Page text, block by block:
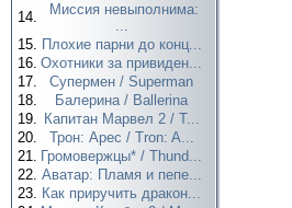
14.
Миссия невыполнима:
...
15. Плохие парни до конц...
16. Охотники за привиден...
17.
Супермен / Superman
18.
Балерина / Ballerina
19. Капитан Марвел 2 / T...
20.
Трон: Арес / Tron: A...
21. Громовержцы* / Thund...
22. Аватар: Пламя и пепе...
23. Как приручить дракон...